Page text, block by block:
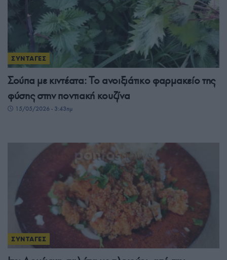
ΣΥΝΤΑΓΕΣ
Σούπα με κιντέατα: Το ανοιξιάτικο φαρμακείο της
φύσης στην ποντιακή κουζίνα
15/05/2026 - 3:43πμ
ΣΥΝΤΑΓΕΣ